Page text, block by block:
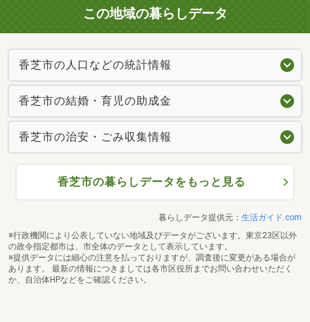
この地域の暮らしデータ
香芝市の人口などの統計情報
香芝市の結婚・育児の助成金
香芝市の治安・ごみ収集情報
香芝市の暮らしデータをもっと見る
暮らしデータ提供元： 生活ガイド.com
※行政機関により公表していない地域及びデータがございます。東京23区以外
の政令指定都市は、市全体のデータとして表示しています。
※提供データには細心の注意を払っておりますが、調査後に変更がある場合が
あります。 最新の情報につきましては各市区役所までお問い合わせいただく
か、自治体HPなどをご確認ください。